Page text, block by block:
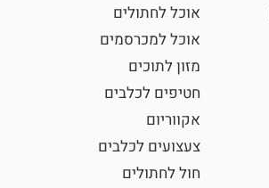
אוכל לחתולים
אוכל למכרסמים
מזון לתוכים
חטיפים לכלבים
אקווריום
צעצועים לכלבים
חול לחתולים